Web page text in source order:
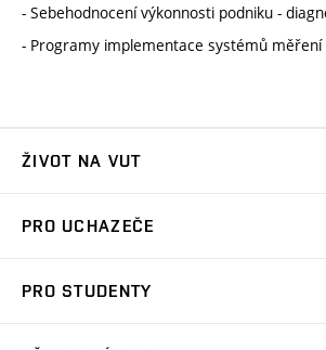
- Sebehodnocení výkonnosti podniku -
- Programy implementace systémů měření
ŽIVOT NA VUT
Koleje
PRO UCHAZEČE
PRO STUDENTY